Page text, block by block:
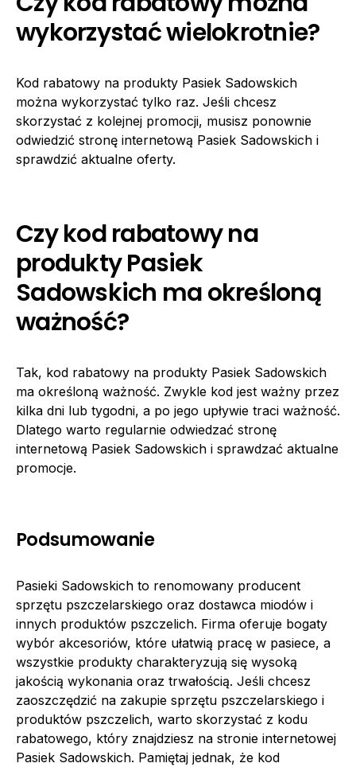
wykorzystać wielokrotnie?
Kod rabatowy na produkty Pasiek Sadowskich
można wykorzystać tylko raz. Jeśli chcesz
skorzystać z kolejnej promocji, musisz ponownie
odwiedzić stronę internetową Pasiek Sadowskich i
sprawdzić aktualne oferty.
Czy kod rabatowy na
produkty Pasiek
Sadowskich ma określoną
ważność?
Tak, kod rabatowy na produkty Pasiek Sadowskich
ma określoną ważność. Zwykle kod jest ważny przez
kilka dni lub tygodni, a po jego upływie traci ważność.
Dlatego warto regularnie odwiedzać stronę
internetową Pasiek Sadowskich i sprawdzać aktualne
promocje.
Podsumowanie
Pasieki Sadowskich to renomowany producent
sprzętu pszczelarskiego oraz dostawca miodów i
innych produktów pszczelich. Firma oferuje bogaty
wybór akcesoriów, które ułatwią pracę w pasiece, a
wszystkie produkty charakteryzują się wysoką
jakością wykonania oraz trwałością. Jeśli chcesz
zaoszczędzić na zakupie sprzętu pszczelarskiego i
produktów pszczelich, warto skorzystać z kodu
rabatowego, który znajdziesz na stronie internetowej
Pasiek Sadowskich. Pamiętaj jednak, że kod